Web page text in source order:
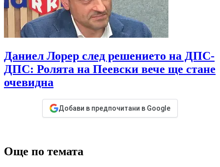
Даниел Лорер след решението на ДПС-
ДПС: Ролята на Пеевски вече ще стане
очевидна
Добави в предпочитани в Google
Още по темата